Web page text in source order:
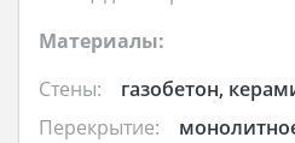
Материалы:
Стены:
газобетон,
Перекрытие: